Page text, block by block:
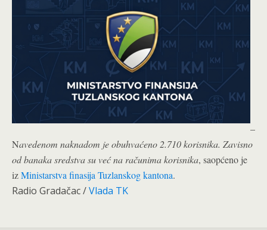
–
Navedenom naknadom je obuhvaćeno 2.710 korisnika. Zavisno
od banaka sredstva su već na računima korisnika, saopćeno je
izMinistarstva finasija Tuzlanskog kantona.
Radio Gradačac /Vlada TK